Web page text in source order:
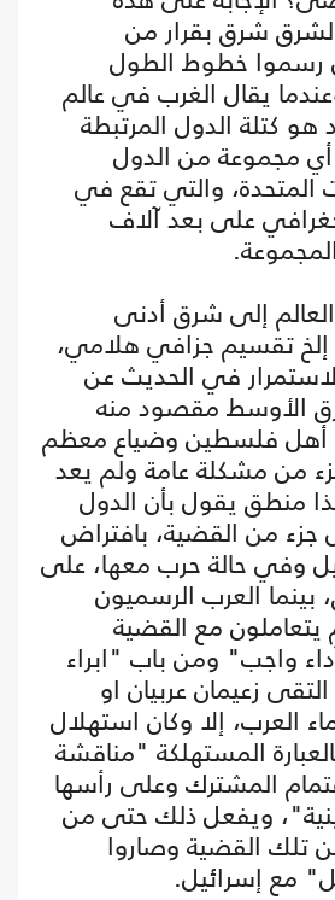
شرق بقرار من
رسموا خطوط الطول
يقال الغرب في عالم
هو كتلة الدول المرتبطة
مجموعة من الدول
المتحدة، والتي تقع في
على بعد آلاف
إلى شرق أدنى
تقسيم جزافي هلامي،
في الحديث عن
الأوسط مقصود منه
أهل فلسطين وضياع معظم
من مشكلة عامة ولم يعد
منطق يقول بأن الدول
جزء من القضية، بافتراض
وفي حالة حرب معها، على
بينما العرب الرسميون
مع القضية
واجب" ومن باب "ابراء
زعيمان عربيان او
العرب، إلا وكان استهلال
المستهلكة "مناقشة
المشترك وعلى رأسها
ويفعل ذلك حتى من
تلك القضية وصاروا
إسرائيل.